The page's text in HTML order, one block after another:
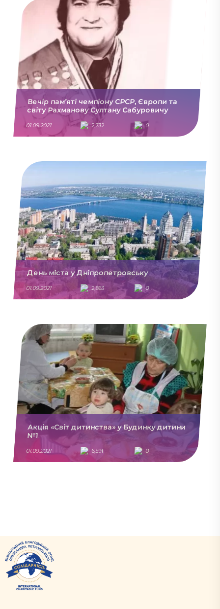
Вечір пам’яті чемпіону СРСР, Європи та
світу Рахманову Султану Сабуровичу
01.09.2021 2,732 0
День міста у Дніпропетровську
01.09.2021 2,863 0
Акція «Світ дитинства» у Будинку дитини
№1
01.09.2021 6,591 0